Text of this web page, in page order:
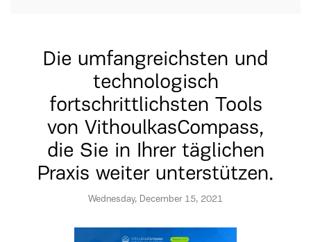
Die umfangreichsten und
technologisch
fortschrittlichsten Tools
von VithoulkasCompass,
die Sie in Ihrer täglichen
Praxis weiter unterstützen.
Wednesday, December 15, 2021